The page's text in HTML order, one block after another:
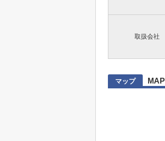
取扱会社
マップ MAP